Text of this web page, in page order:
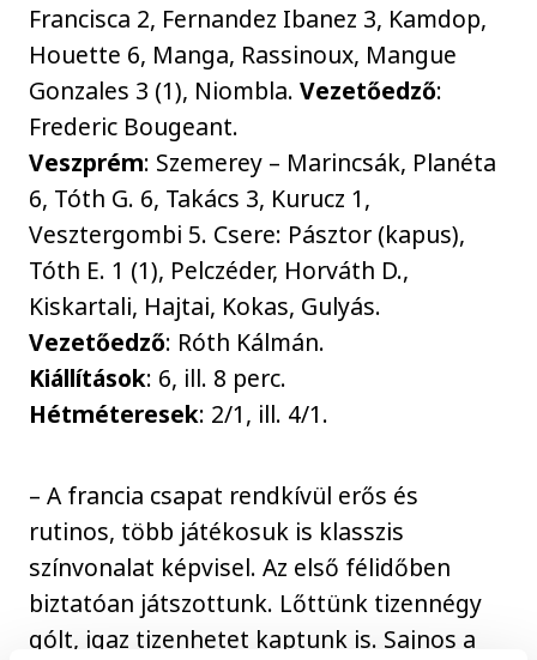
Francisca 2, Fernandez Ibanez 3, Kamdop,
Houette 6, Manga, Rassinoux, Mangue
Gonzales 3 (1), Niombla.Vezetőedző:
Frederic Bougeant.
Veszprém: Szemerey – Marincsák, Planéta
6, Tóth G. 6, Takács 3, Kurucz 1,
Vesztergombi 5. Csere: Pásztor (kapus),
Tóth E. 1 (1), Pelczéder, Horváth D.,
Kiskartali, Hajtai, Kokas, Gulyás.
Vezetőedző: Róth Kálmán.
Kiállítások: 6, ill. 8 perc.
Hétméteresek: 2/1, ill. 4/1.
– A francia csapat rendkívül erős és
rutinos, több játékosuk is klasszis
színvonalat képvisel. Az első félidőben
biztatóan játszottunk. Lőttünk tizennégy
gólt, igaz tizenhetet kaptunk is. Sajnos a